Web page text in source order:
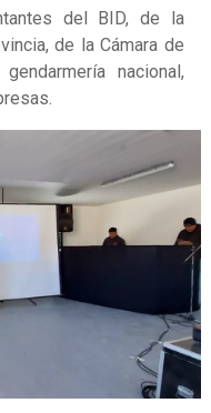
del BID, de la
de la Cámara de
nacional,